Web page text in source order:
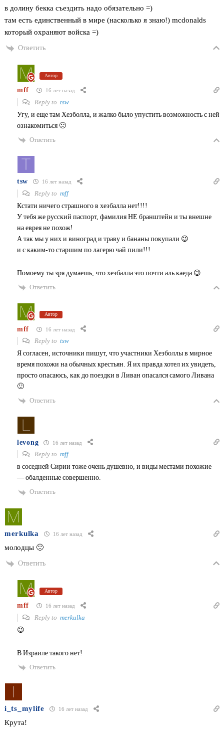
в долину бекка съездить надо обязательно =)
там есть единственный в мире (насколько я знаю!) mcdonalds
который охраняют войска =)
Ответить
Автор
mff 16 лет назад
Reply to tsw
Угу, и еще там Хезболла, и жалко было упустить возможность с ней
ознакомиться 🙁
Ответить
tsw 16 лет назад
Reply to mff
Кстати ничего страшного в хезбалла нет!!!!
У тебя же русский паспорт, фамилия НЕ бранштейн и ты внешне
на еврея не похож!
А так мы у них и виноград и траву и бананы покупали 😉
и с каким-то старшим по лагерю чай пили!!!
Помоему ты зря думаешь, что хезбалла это почти аль каеда 😉
Ответить
Автор
mff 16 лет назад
Reply to tsw
Я согласен, источники пишут, что участники Хезболлы в мирное
время похожи на обычных крестьян. Я их правда хотел их увидеть,
просто опасаюсь, как до поездки в Ливан опасался самого Ливана
🙂
Ответить
levong 16 лет назад
Reply to mff
в соседней Сирии тоже очень душевно, и виды местами похожие
— обалденные совершенно.
Ответить
merkulka 16 лет назад
молодцы 🙂
Ответить
Автор
mff 16 лет назад
Reply to merkulka
😉
В Израиле такого нет!
Ответить
i_ts_mylife 16 лет назад
Крута!